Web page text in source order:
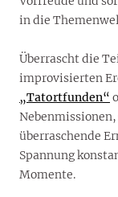
in die
Überrascht die
improvisierten
„Tatortfunden“
überraschende
Spannung
Momente.